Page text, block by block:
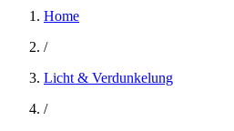
Home
/
Licht & Verdunkelung
/